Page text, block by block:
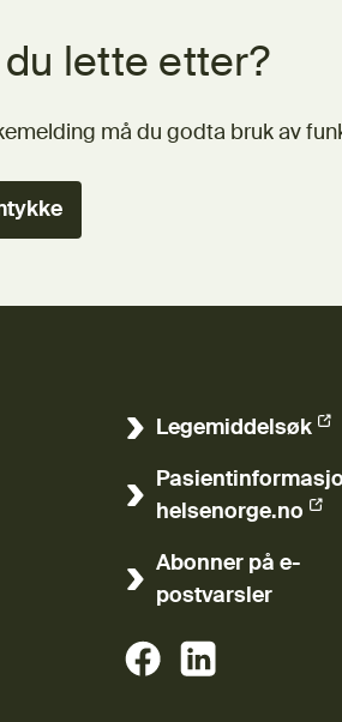
lette etter?
må du godta bruk av
Legemiddelsøk
(Ekstern lenke)
helsenorge.no
(Ekstern lenke)
Abonner på e-
postvarsler
(Ekstern lenke)